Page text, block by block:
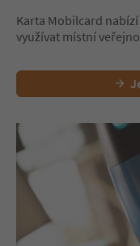
Karta Mobilcard
využívat místní